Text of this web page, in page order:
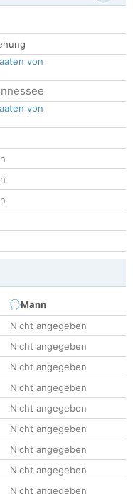
von
von
Mann
Nicht angegeben
Nicht angegeben
Nicht angegeben
Nicht angegeben
Nicht angegeben
Nicht angegeben
Nicht angegeben
Nicht angegeben
Nicht angegeben